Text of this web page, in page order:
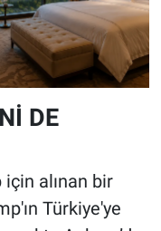
DE
için alınan bir
Türkiye'ye